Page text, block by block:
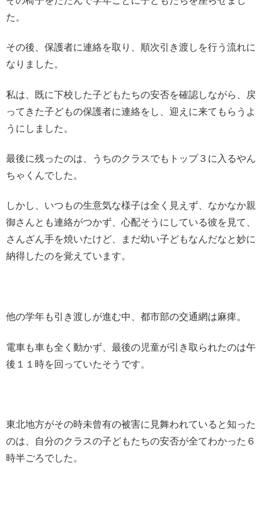
た。
その後、保護者に連絡を取り、順次引き渡しを行う流れに
なりました。
私は、既に下校した子どもたちの安否を確認しながら、戻
ってきた子どもの保護者に連絡をし、迎えに来てもらうよ
うにしました。
最後に残ったのは、うちのクラスでもトップ３に入るやん
ちゃくんでした。
しかし、いつもの生意気な様子は全く見えず、なかなか親
御さんとも連絡がつかず、心配そうにしている彼を見て、
さんざん手を焼いたけど、まだ幼い子どもなんだなと妙に
納得したのを覚えています。
他の学年も引き渡しが進む中、都市部の交通網は麻痺。
電車も車も全く動かず、最後の児童が引き取られたのは午
後１１時を回っていたそうです。
東北地方がその時未曾有の被害に見舞われていると知った
のは、自分のクラスの子どもたちの安否が全てわかった６
時半ごろでした。